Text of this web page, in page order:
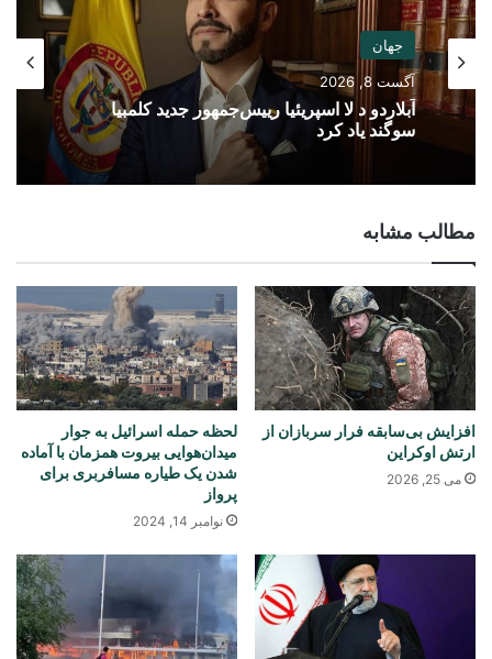
جهان
آگست 8, 2026
آبلاردو د لا اسپریئیا رییس‌جمهور جدید کلمبیا
سوگند یاد کرد
مطالب مشابه
افزایش بی‌سابقه فرار سربازان از
ارتش اوکراین
می 25, 2026
لحظه حمله اسرائیل به جوار
میدان‌هوایی بیروت همزمان با آماده
شدن یک طیاره‌ مسافربری برای
پرواز
نوامبر 14, 2024